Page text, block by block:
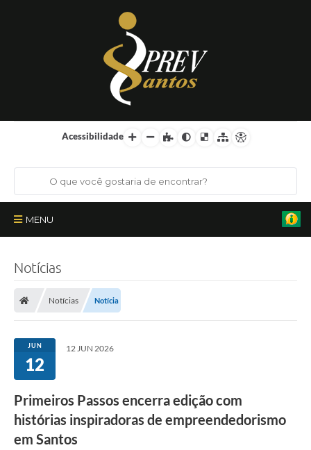
Acessibilidade
MENU
Investimentos
Educação Previdenciária
Relatórios
Notícias
Notícias Notícia
JUN
12
12 JUN 2026
Primeiros Passos encerra edição com
histórias inspiradoras de empreendedorismo
em Santos